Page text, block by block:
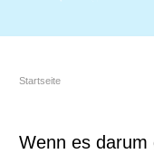
Startseite
Wenn es darum